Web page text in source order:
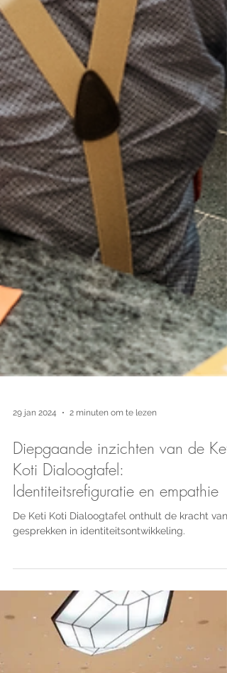
Diepgaande inzichten van de Keti
Koti Dialoogtafel:
Identiteitsrefiguratie en empathie